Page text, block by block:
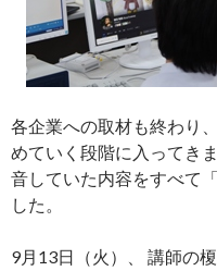
各企業への取材も終わり
めていく段階に入ってき
音していた内容をすべて
した。
9月13日（火）、 講師の